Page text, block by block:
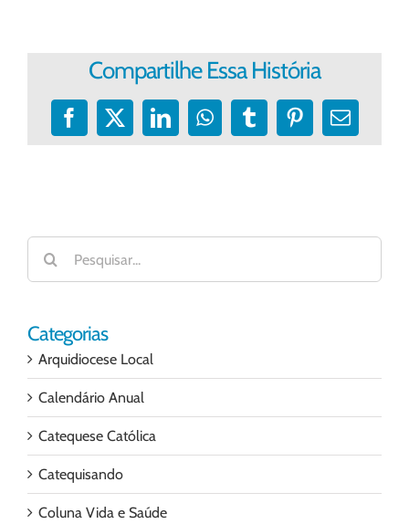
Compartilhe Essa História
Facebook
X LinkedInWhatsApp
TumblrPinterest
E-
Buscar
resultados
para:
Categorias
Arquidiocese Local
Calendário Anual
Catequese Católica
Catequisando
Coluna Vida e Saúde